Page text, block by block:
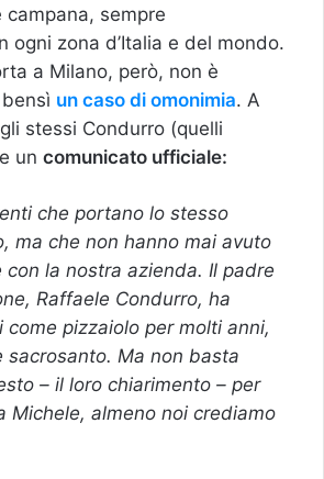
sempre
ogni zona d’Italia e del mondo.
a Milano, però, non è
bensì un caso di omonimia. A
stessi Condurro (quelli
un comunicato ufficiale:
che portano lo stesso
ma che non hanno mai avuto
con la nostra azienda. Il padre
Raffaele Condurro, ha
come pizzaiolo per molti anni,
sacrosanto. Ma non basta
– il loro chiarimento – per
Michele, almeno noi crediamo